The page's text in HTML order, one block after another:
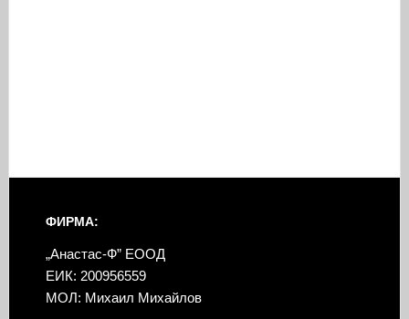
ФИРМА:
„Анастас-Ф” ЕООД
ЕИК: 200956559
МОЛ: Михаил Михайлов